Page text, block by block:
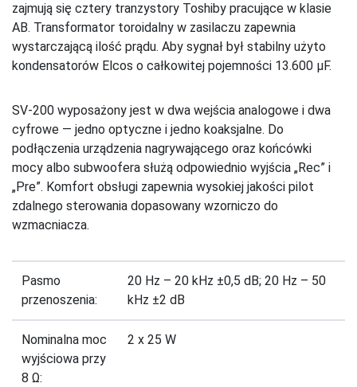
zajmują się cztery tranzystory Toshiby pracujące w klasie
AB. Transformator toroidalny w zasilaczu zapewnia
wystarczającą ilość prądu. Aby sygnał był stabilny użyto
kondensatorów Elcos o całkowitej pojemności 13.600 µF.
SV-200 wyposażony jest w dwa wejścia analogowe i dwa
cyfrowe — jedno optyczne i jedno koaksjalne. Do
podłączenia urządzenia nagrywającego oraz końcówki
mocy albo subwoofera służą odpowiednio wyjścia „Rec” i
„Pre”. Komfort obsługi zapewnia wysokiej jakości pilot
zdalnego sterowania dopasowany wzorniczo do
wzmacniacza.
Pasmo
przenoszenia:
20 Hz – 20 kHz ±0,5 dB; 20 Hz – 50
kHz ±2 dB
Nominalna moc
wyjściowa przy
8 Ω:
2 x 25 W